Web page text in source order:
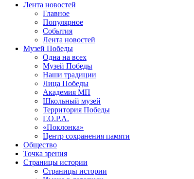
Лента новостей
Главное
Популярное
События
Лента новостей
Музей Победы
Одна на всех
Музей Победы
Наши традиции
Лица Победы
Академия МП
Школьный музей
Территория Победы
Г.О.Р.А.
«Поклонка»
Центр сохранения памяти
Общество
Точка зрения
Страницы истории
Страницы истории